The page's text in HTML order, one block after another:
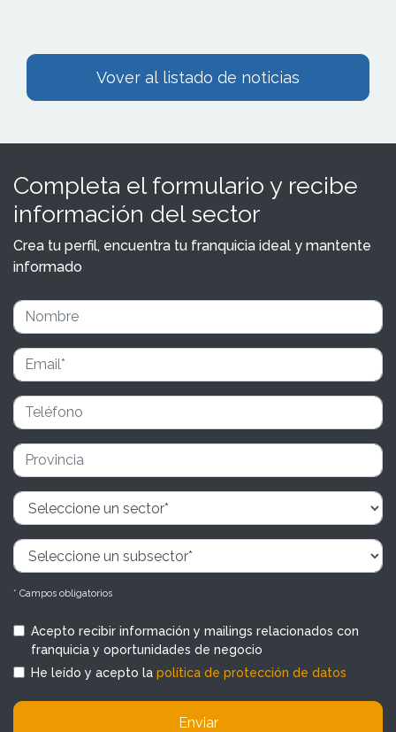
Vover al listado de noticias
Completa el formulario y recibe
información del sector
Crea tu perfil, encuentra tu franquicia ideal y mantente
informado
* Campos obligatorios
Acepto recibir información y mailings relacionados con
franquicia y oportunidades de negocio
He leído y acepto la política de protección de datos
Enviar